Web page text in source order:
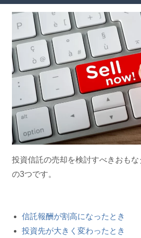
投資信託の売却を検討すべきおも
の3つです。
信託報酬が割高になったとき
投資先が大きく変わったとき